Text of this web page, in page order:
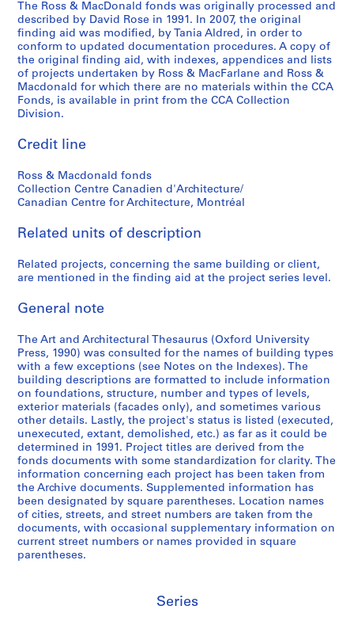
The Ross & MacDonald fonds was originally processed and
described by David Rose in 1991. In 2007, the original
finding aid was modified, by Tania Aldred, in order to
conform to updated documentation procedures. A copy of
the original finding aid, with indexes, appendices and lists
of projects undertaken by Ross & MacFarlane and Ross &
Macdonald for which there are no materials within the CCA
Fonds, is available in print from the CCA Collection
Division.
Credit line
Ross & Macdonald fonds
Collection Centre Canadien d'Architecture/
Canadian Centre for Architecture, Montréal
Related units of description
Related projects, concerning the same building or client,
are mentioned in the finding aid at the project series level.
General note
The Art and Architectural Thesaurus (Oxford University
Press, 1990) was consulted for the names of building types
with a few exceptions (see Notes on the Indexes). The
building descriptions are formatted to include information
on foundations, structure, number and types of levels,
exterior materials (facades only), and sometimes various
other details. Lastly, the project's status is listed (executed,
unexecuted, extant, demolished, etc.) as far as it could be
determined in 1991. Project titles are derived from the
fonds documents with some standardization for clarity. The
information concerning each project has been taken from
the Archive documents. Supplemented information has
been designated by square parentheses. Location names
of cities, streets, and street numbers are taken from the
documents, with occasional supplementary information on
current street numbers or names provided in square
parentheses.
Series